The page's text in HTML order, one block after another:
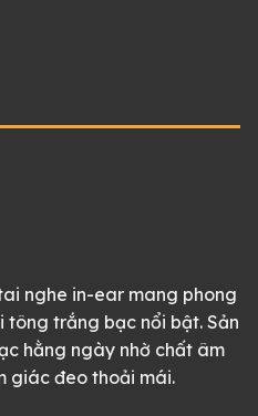
nghe in-ear mang phong
tông trắng bạc nổi bật. Sản
hằng ngày nhờ chất âm
giác đeo thoải mái.